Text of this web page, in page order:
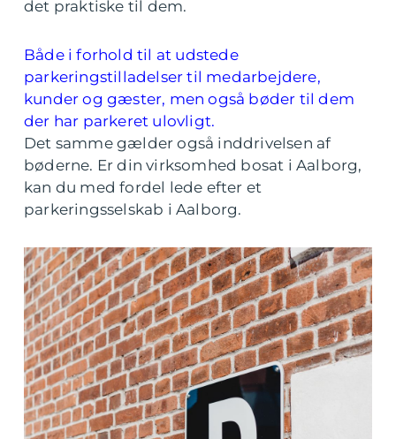
det praktiske til dem.
Både i forhold til at udstede
parkeringstilladelser til medarbejdere,
kunder og gæster, men også bøder til dem
der har parkeret ulovligt.
Det samme gælder også inddrivelsen af
bøderne. Er din virksomhed bosat i Aalborg,
kan du med fordel lede efter et
parkeringsselskab i Aalborg.